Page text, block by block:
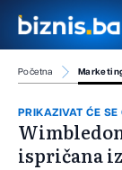
Početna
PRIKAZIVAT ĆE
ispričana